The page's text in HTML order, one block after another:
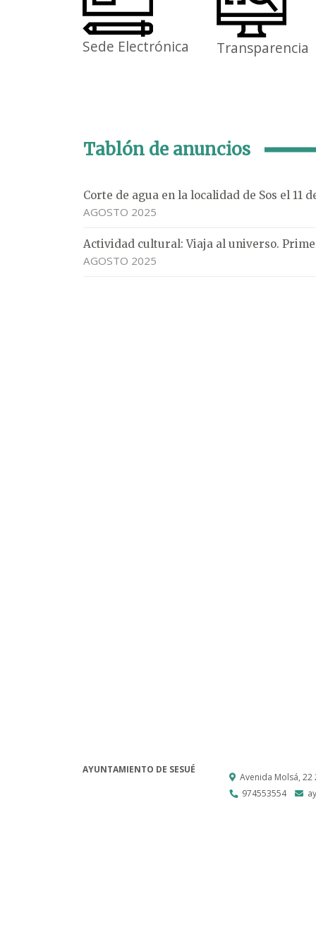
Sede Electrónica Transparencia
Tablón de anuncios
Corte de agua en la localidad de Sos el 11
AGOSTO 2025
Actividad cultural: Viaja al universo.
AGOSTO 2025
AYUNTAMIENTO DE SESUÉ
Avenida Molsá, 22
974553554